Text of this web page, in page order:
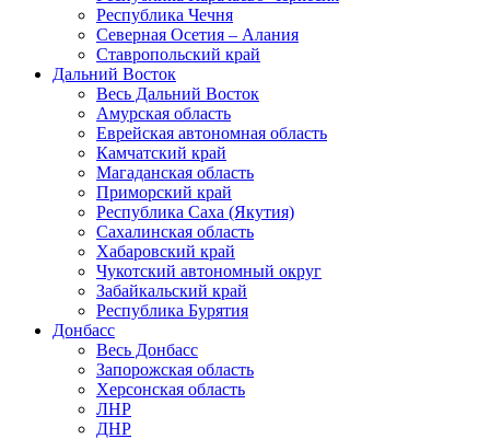
Республика Чечня
Северная Осетия – Алания
Ставропольский край
Дальний Восток
Весь Дальний Восток
Амурская область
Еврейская автономная область
Камчатский край
Магаданская область
Приморский край
Республика Саха (Якутия)
Сахалинская область
Хабаровский край
Чукотский автономный округ
Забайкальский край
Республика Бурятия
Донбасс
Весь Донбасс
Запорожская область
Херсонская область
ЛНР
ДНР